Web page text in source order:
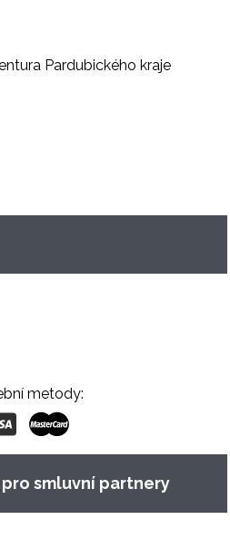
Pardubického kraje
metody:
smluvní partnery